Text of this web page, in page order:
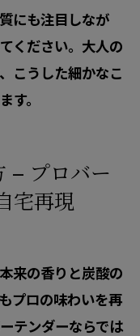
にも注目しなが
ください。大人の
こうした細かなこ
す。
– プロバー
宅再現
来の香りと炭酸の
プロの味わいを再
テンダーならでは